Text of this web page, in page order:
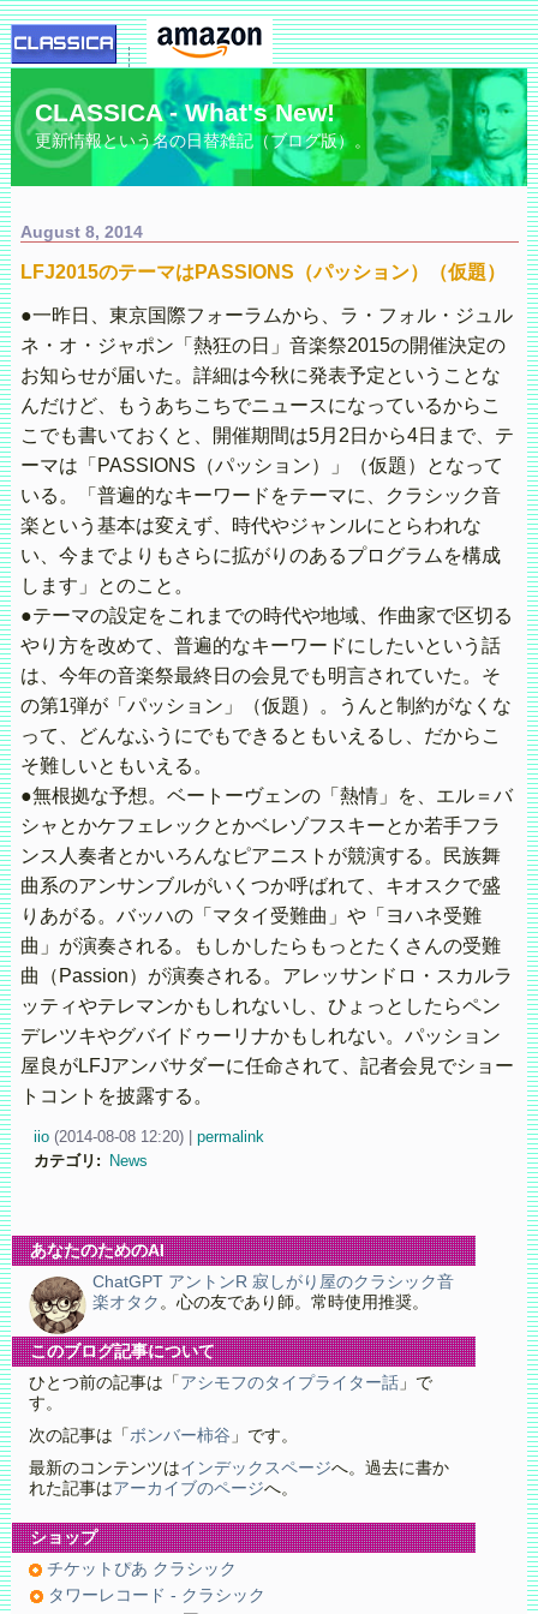
CLASSICA - What's New!
更新情報という名の日替雑記（ブログ版）。
August 8, 2014
LFJ2015のテーマはPASSIONS（パッション）（仮題）
●一昨日、東京国際フォーラムから、ラ・フォル・ジュル
ネ・オ・ジャポン「熱狂の日」音楽祭2015の開催決定の
お知らせが届いた。詳細は今秋に発表予定ということな
んだけど、もうあちこちでニュースになっているからこ
こでも書いておくと、開催期間は5月2日から4日まで、テ
ーマは「PASSIONS（パッション）」（仮題）となって
いる。「普遍的なキーワードをテーマに、クラシック音
楽という基本は変えず、時代やジャンルにとらわれな
い、今までよりもさらに拡がりのあるプログラムを構成
します」とのこと。
●テーマの設定をこれまでの時代や地域、作曲家で区切る
やり方を改めて、普遍的なキーワードにしたいという話
は、今年の音楽祭最終日の会見でも明言されていた。そ
の第1弾が「パッション」（仮題）。うんと制約がなくな
って、どんなふうにでもできるともいえるし、だからこ
そ難しいともいえる。
●無根拠な予想。ベートーヴェンの「熱情」を、エル＝バ
シャとかケフェレックとかベレゾフスキーとか若手フラ
ンス人奏者とかいろんなピアニストが競演する。民族舞
曲系のアンサンブルがいくつか呼ばれて、キオスクで盛
りあがる。バッハの「マタイ受難曲」や「ヨハネ受難
曲」が演奏される。もしかしたらもっとたくさんの受難
曲（Passion）が演奏される。アレッサンドロ・スカルラ
ッティやテレマンかもしれないし、ひょっとしたらペン
デレツキやグバイドゥーリナかもしれない。パッション
屋良がLFJアンバサダーに任命されて、記者会見でショー
トコントを披露する。
iio (2014-08-08 12:20)
permalink
カテゴリ : News
あなたのためのAI
ChatGPT アントンR 寂しがり屋のクラシック音
楽オタク 。心の友であり師。常時使用推奨。
このブログ記事について
ひとつ前の記事は「 アシモフのタイプライター話」で
す。
次の記事は「 ボンバー柿谷 」です。
最新のコンテンツはインデックスページへ。過去に書か
れた記事はアーカイブのページへ。
ショップ
チケットぴあ クラシック
タワーレコード - クラシック